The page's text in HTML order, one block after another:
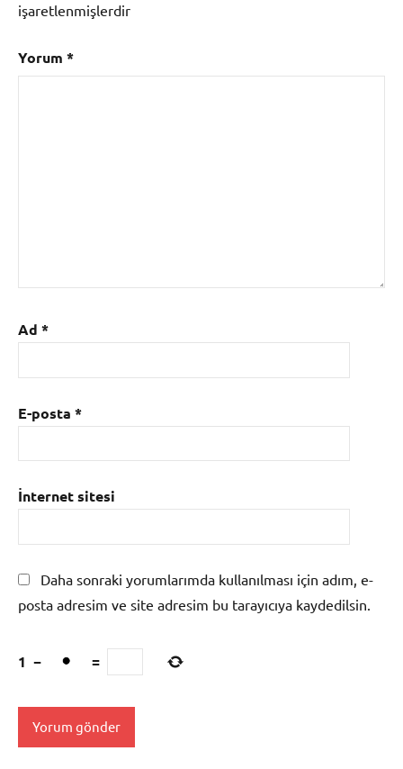
işaretlenmişlerdir
Yorum *
Ad *
E-posta *
İnternet sitesi
Daha sonraki yorumlarımda kullanılması için adım, e-
posta adresim ve site adresim bu tarayıcıya kaydedilsin.
1 − =